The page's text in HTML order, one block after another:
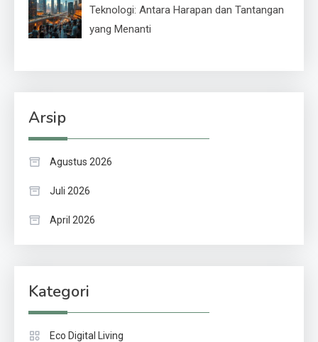
Teknologi: Antara Harapan dan Tantangan
yang Menanti
Arsip
Agustus 2026
Juli 2026
April 2026
Kategori
Eco Digital Living